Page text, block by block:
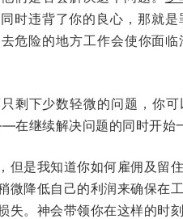
时违背了你的良心，那就
危险的地方工作会使你面
剩下少数轻微的问题，你
继续解决问题的同时开始
但是我知道你如何雇佣及留
微降低自己的利润来确保在
失。神会带领你在这样的时